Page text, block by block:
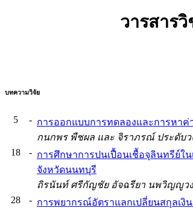
วารสาร
บทความวิจัย
5 - การออกแบบการทดลองและการหาค่
กนกพร พืชผล และ จิราภรณ์ ประดับว
18
- การศึกษาการปนเปื้อนเชื้อจุลินทรีย์ใ
จังหวัดนนทบุรี
ถิรนันท์ ศรีกัญชัย อัจฉรียา นพวิญญูว
28
- การพยากรณ์อัตราแลกเปลี่ยนสกุลเงิ